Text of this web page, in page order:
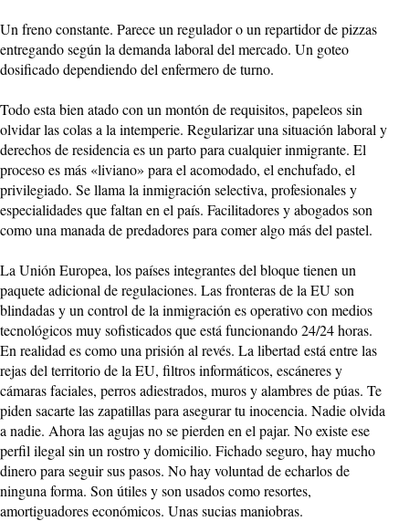
Un freno constante. Parece un regulador o un repartidor de pizzas
entregando según la demanda laboral del mercado. Un goteo
dosificado dependiendo del enfermero de turno.
Todo esta bien atado con un montón de requisitos, papeleos sin
olvidar las colas a la intemperie. Regularizar una situación laboral y
derechos de residencia es un parto para cualquier inmigrante. El
proceso es más «liviano» para el acomodado, el enchufado, el
privilegiado. Se llama la inmigración selectiva, profesionales y
especialidades que faltan en el país. Facilitadores y abogados son
como una manada de predadores para comer algo más del pastel.
La Unión Europea, los países integrantes del bloque tienen un
paquete adicional de regulaciones. Las fronteras de la EU son
blindadas y un control de la inmigración es operativo con medios
tecnológicos muy sofisticados que está funcionando 24/24 horas.
En realidad es como una prisión al revés. La libertad está entre las
rejas del territorio de la EU, filtros informáticos, escáneres y
cámaras faciales, perros adiestrados, muros y alambres de púas. Te
piden sacarte las zapatillas para asegurar tu inocencia. Nadie olvida
a nadie. Ahora las agujas no se pierden en el pajar. No existe ese
perfil ilegal sin un rostro y domicilio. Fichado seguro, hay mucho
dinero para seguir sus pasos. No hay voluntad de echarlos de
ninguna forma. Son útiles y son usados como resortes,
amortiguadores económicos. Unas sucias maniobras.